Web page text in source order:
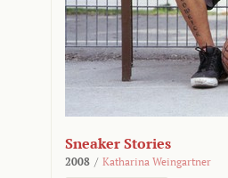
Sneaker Stories
2008 / Katharina Weingartner